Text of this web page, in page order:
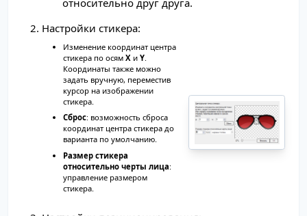
относительно друг друга.
Настройки стикера:
Изменение координат центра
стикера по осям X и Y
Координаты также можно
задать вручную, переместив
курсор на изображении
стикера.
Сброс: возможность сброса
координат центра стикера до
варианта по умолчанию.
Размер стикера
относительно черты лица:
управление размером
стикера.